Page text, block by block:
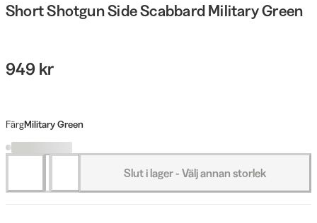
Short Shotgun Side Scabbard Military Green
949 kr
FärgMilitary Green
Slut i lager - Välj annan storlek